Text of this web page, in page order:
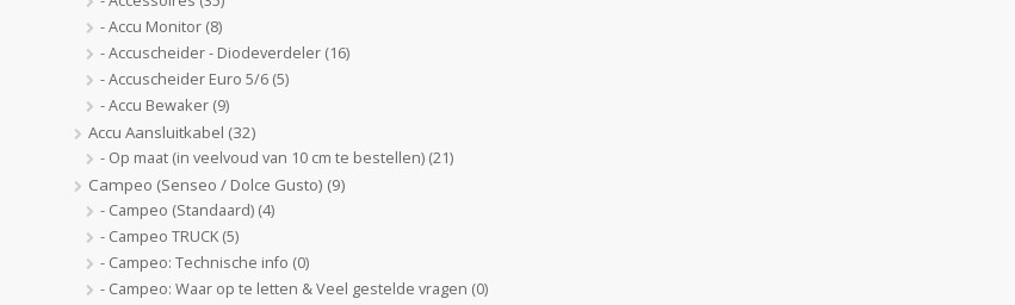
- Accu Monitor (8)
- Accuscheider - Diodeverdeler (16)
- Accuscheider Euro 5/6 (5)
- Accu Bewaker (9)
Accu Aansluitkabel (32)
- Op maat (in veelvoud van 10 cm te bestellen) (21)
Campeo (Senseo / Dolce Gusto) (9)
- Campeo (Standaard) (4)
- Campeo TRUCK (5)
- Campeo: Technische info (0)
- Campeo: Waar op te letten & Veel gestelde vragen (0)